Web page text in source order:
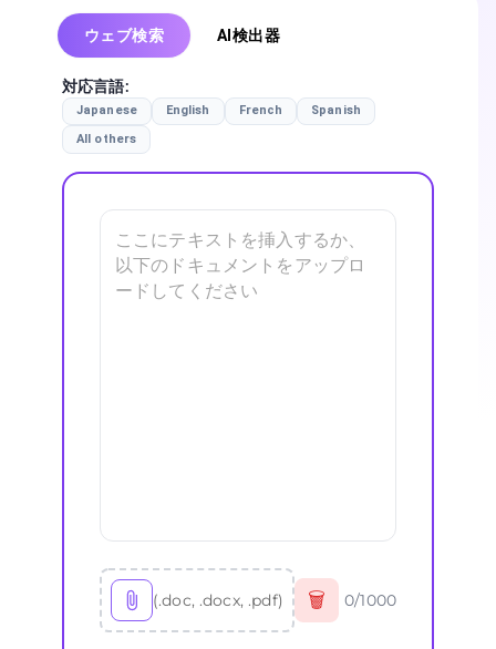
ウェブ検索 AI検出器
対応言語:
Japanese English French
Spanish
All others
(.doc, .docx, .pdf) 🗑 0/1000